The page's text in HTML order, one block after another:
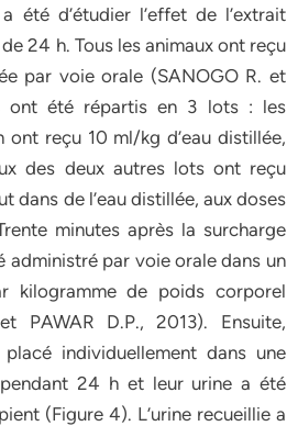
été d’étudier l’effet de l’extrait
24 h. Tous les animaux ont reçu
par voie orale (SANOGO R. et
ont été répartis en 3 lots : les
ont reçu 10 ml/kg d’eau distillée,
des deux autres lots ont reçu
dans de l’eau distillée, aux doses
minutes après la surcharge
administré par voie orale dans un
kilogramme de poids corporel
PAWAR D.P., 2013). Ensuite,
individuellement dans une
24 h et leur urine a été
(Figure 4). L’urine recueillie a